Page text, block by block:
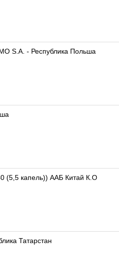
S.A. - Республика Польша
(5,5 капель)) ААБ Китай К.О
Татарстан